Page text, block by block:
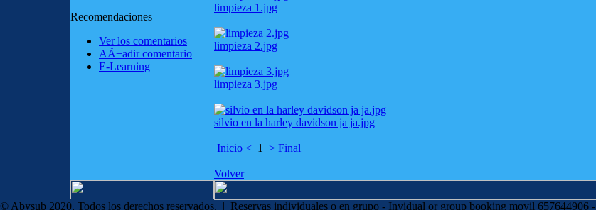
Recomendaciones
Ver los comentarios
AÃ±adir comentario
E-Learning
limpieza 1.jpg
limpieza 2.jpg
limpieza 3.jpg
silvio en la harley davidson ja ja.jpg
Inicio < 1 > Final
Volver
© Abysub 2020, Todos los derechos reservados. | Reservas individuales o en grupo - Invidual or group booking movil 657644906 -